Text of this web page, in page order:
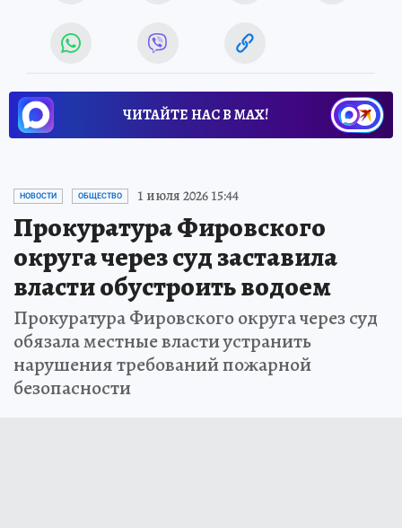
ЧИТАЙТЕ НАС В МАХ!
НОВОСТИ ОБЩЕСТВО 1 июля 2026 15:44
Прокуратура Фировского
округа через суд заставила
власти обустроить водоем
Прокуратура Фировского округа через суд
обязала местные власти устранить
нарушения требований пожарной
безопасности